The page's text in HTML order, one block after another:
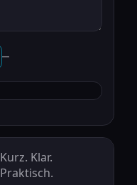
—
Kurz. Klar.
Praktisch.